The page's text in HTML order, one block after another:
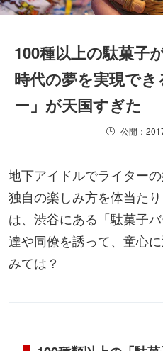
100種以上の駄菓子
時代の夢を実現で
ー」が天国すぎた
公開：
地下アイドルでライター
独自の楽しみ方を体当た
は、渋谷にある「駄菓子
達や同僚を誘って、童心
みては？